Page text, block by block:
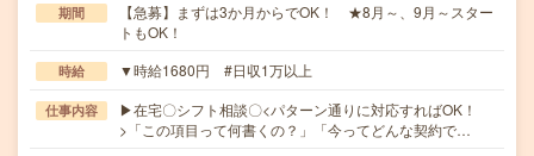
期間
【急募】まずは3か月からでOK！ ★8月～、9月～スター
トもOK！
時給 ▼時給1680円 #日収1万以上
仕事内容
▶在宅〇シフト相談〇<パターン通りに対応すればOK！
>「この項目って何書くの？」「今ってどんな契約で…